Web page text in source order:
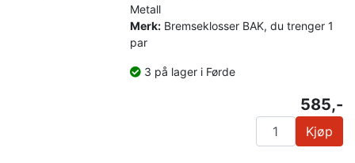
Metall
Merk: Bremseklosser BAK, du trenger 1
par
3 på lager i Førde
585,-
Kjøp